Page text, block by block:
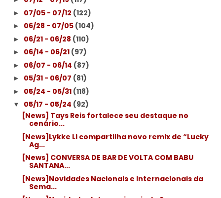
► 07/05 - 07/12 (122)
► 06/28 - 07/05 (104)
► 06/21 - 06/28 (110)
► 06/14 - 06/21 (97)
► 06/07 - 06/14 (87)
► 05/31 - 06/07 (81)
► 05/24 - 05/31 (118)
▼ 05/17 - 05/24 (92)
[News] Tays Reis fortalece seu destaque no
cenário...
[News]Lykke Li compartilha novo remix de “Lucky
Ag...
[News] CONVERSA DE BAR DE VOLTA COM BABU
SANTANA...
[News]Novidades Nacionais e Internacionais da
Sema...